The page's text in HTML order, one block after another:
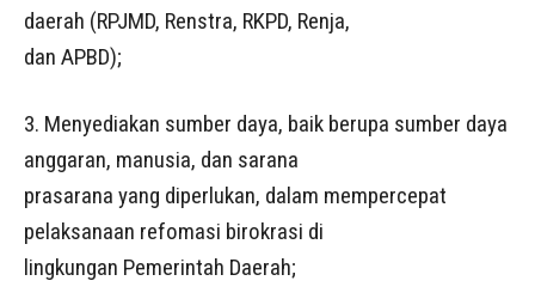
daerah (RPJMD, Renstra, RKPD, Renja,
dan APBD);
3. Menyediakan sumber daya, baik berupa sumber daya
anggaran, manusia, dan sarana
prasarana yang diperlukan, dalam mempercepat
pelaksanaan refomasi birokrasi di
lingkungan Pemerintah Daerah;